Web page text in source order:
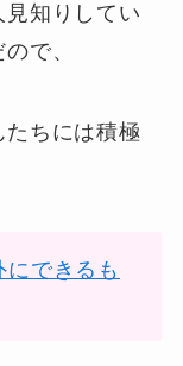
知りしてい
で、
ちには積極
できるも